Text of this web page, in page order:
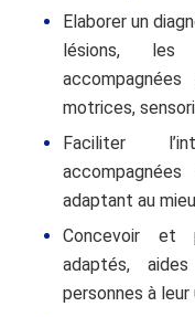
Elaborer un
lésions, les
motrices,
Faciliter
adaptant au
Concevoir et
adaptés,
personnes à